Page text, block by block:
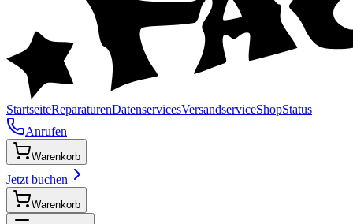
StartseiteReparaturenDatenservicesVersandserviceShopStatus
Anrufen
Warenkorb
Jetzt buchen
Warenkorb